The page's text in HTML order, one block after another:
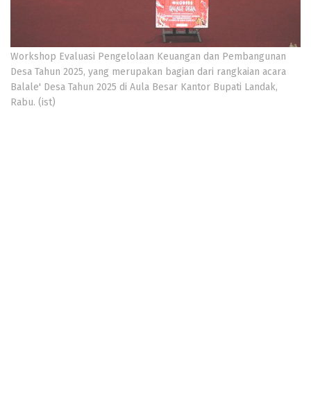
Workshop Evaluasi Pengelolaan Keuangan dan Pembangunan
Desa Tahun 2025, yang merupakan bagian dari rangkaian acara
Balale' Desa Tahun 2025 di Aula Besar Kantor Bupati Landak,
Rabu. (ist)